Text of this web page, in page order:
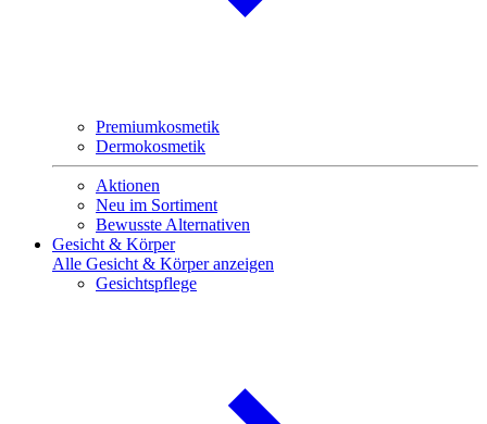
Premiumkosmetik
Dermokosmetik
Aktionen
Neu im Sortiment
Bewusste Alternativen
Gesicht & Körper
Alle Gesicht & Körper anzeigen
Gesichtspflege